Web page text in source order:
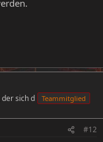
sich d Teammitglied
#12